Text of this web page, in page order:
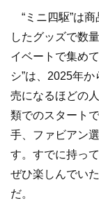
“ミニ四駆”は
したグッズで数
イベートで集め
シ”は、2025年
売になるほどの
類でのスタート
手、ファビアン
す。すでに持っ
ぜひ楽しんでい
だ。